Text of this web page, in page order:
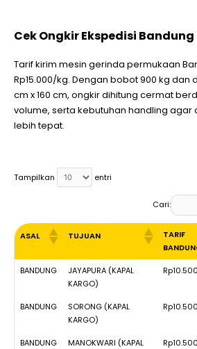
Cek Ongkir Ekspedisi
Tarif kirim mesin gerinda permukaan
Rp15.000/kg. Dengan bobot 900 kg dan
cm x 160 cm, ongkir dihitung cermat
volume, serta kebutuhan handling
lebih tepat.
Tampilkan entri
Cari:
ASAL TUJUAN
TARIF
BANDUNG
JAYAPURA (KAPAL
KARGO)
Rp10.500
BANDUNG
SORONG (KAPAL
KARGO)
Rp10.500
BANDUNG
MANOKWARI (KAPAL
Rp10.500